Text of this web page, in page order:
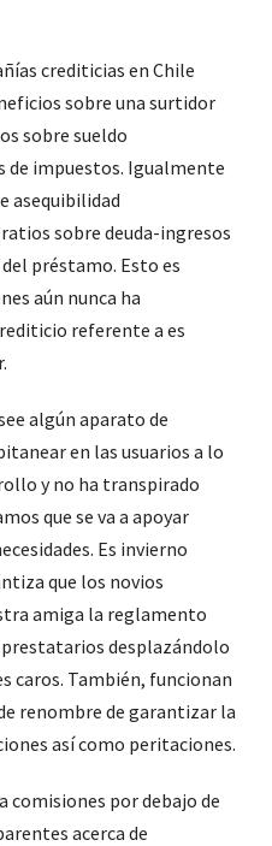
crediticias en Chile
sobre una surtidor
sobre sueldo
de impuestos. Igualmente
asequibilidad
sobre deuda-ingresos
préstamo. Esto es
aún nunca ha
referente a es
algún aparato de
en las usuarios a lo
y no ha transpirado
que se va a apoyar
Es invierno
que los novios
amiga la reglamento
desplazándolo
caros. También, funcionan
renombre de garantizar la
así­ como peritaciones.
comisiones por debajo de
acerca de